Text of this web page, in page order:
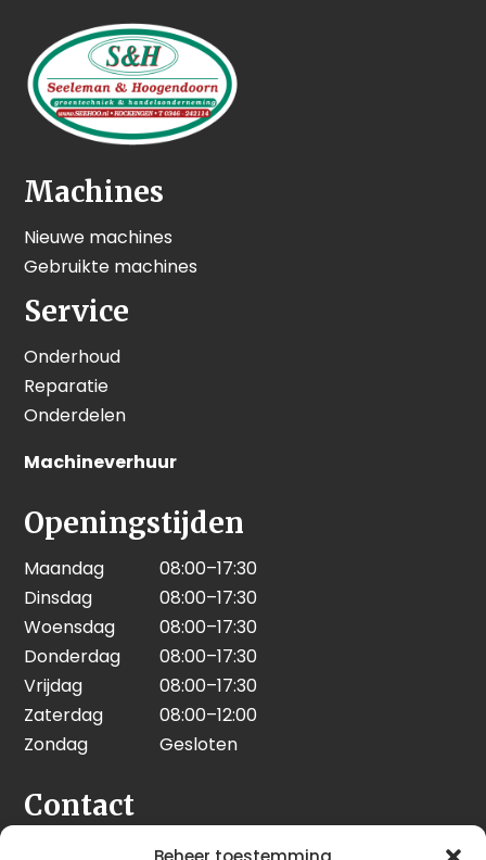
Machines
Nieuwe machines
Gebruikte machines
Service
Onderhoud
Reparatie
Onderdelen
Machineverhuur
Openingstijden
Maandag
08:00–17:30
Dinsdag
08:00–17:30
Woensdag
08:00–17:30
Donderdag
08:00–17:30
Vrijdag
08:00–17:30
Zaterdag
08:00–12:00
Zondag
Gesloten
Contact
Seeleman & Hoogendoorn